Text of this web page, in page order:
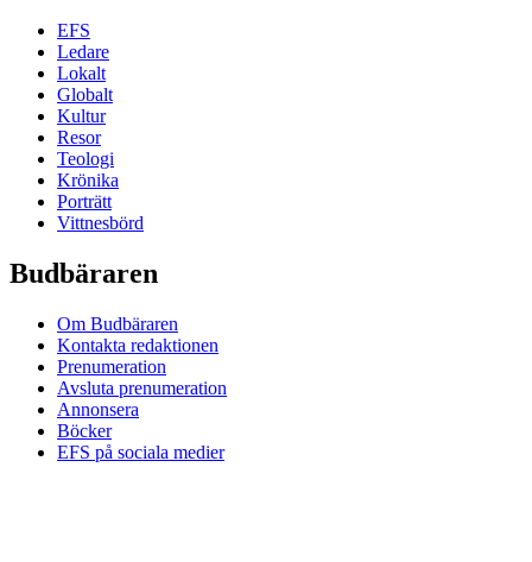
EFS
Ledare
Lokalt
Globalt
Kultur
Resor
Teologi
Krönika
Porträtt
Vittnesbörd
Budbäraren
Om Budbäraren
Kontakta redaktionen
Prenumeration
Avsluta prenumeration
Annonsera
Böcker
EFS på sociala medier